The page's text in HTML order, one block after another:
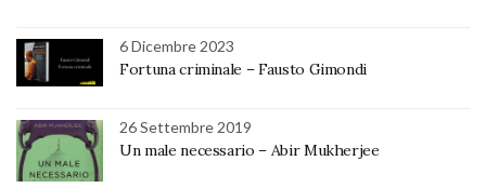
6 Dicembre 2023
Fortuna criminale – Fausto Gimondi
26 Settembre 2019
Un male necessario – Abir Mukherjee